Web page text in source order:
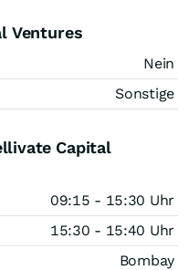
Ventures
Nein
Sonstige
Capital
09:15 - 15:30 Uhr
15:30 - 15:40 Uhr
Bombay